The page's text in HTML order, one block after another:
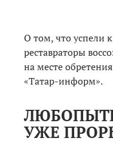
О том, что успели
реставраторы
на месте
«Татар-информ».
УЖЕ